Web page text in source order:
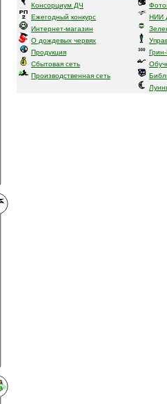
Консорциум ДЧ
Ежегодный конкурс
Интернет-магазин
О дождевых червях
Продукция
Сбытовая сеть
Производственная сеть
НИИ